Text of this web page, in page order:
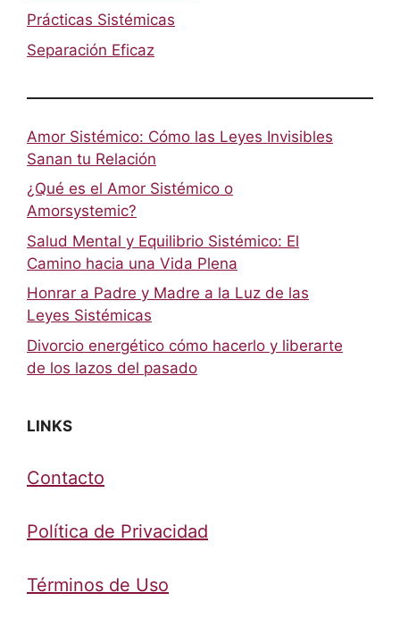
Prácticas Sistémicas
Separación Eficaz
Amor Sistémico: Cómo las Leyes Invisibles
Sanan tu Relación
¿Qué es el Amor Sistémico o
Amorsystemic?
Salud Mental y Equilibrio Sistémico: El
Camino hacia una Vida Plena
Honrar a Padre y Madre a la Luz de las
Leyes Sistémicas
Divorcio energético cómo hacerlo y liberarte
de los lazos del pasado
LINKS
Contacto
Política de Privacidad
Términos de Uso